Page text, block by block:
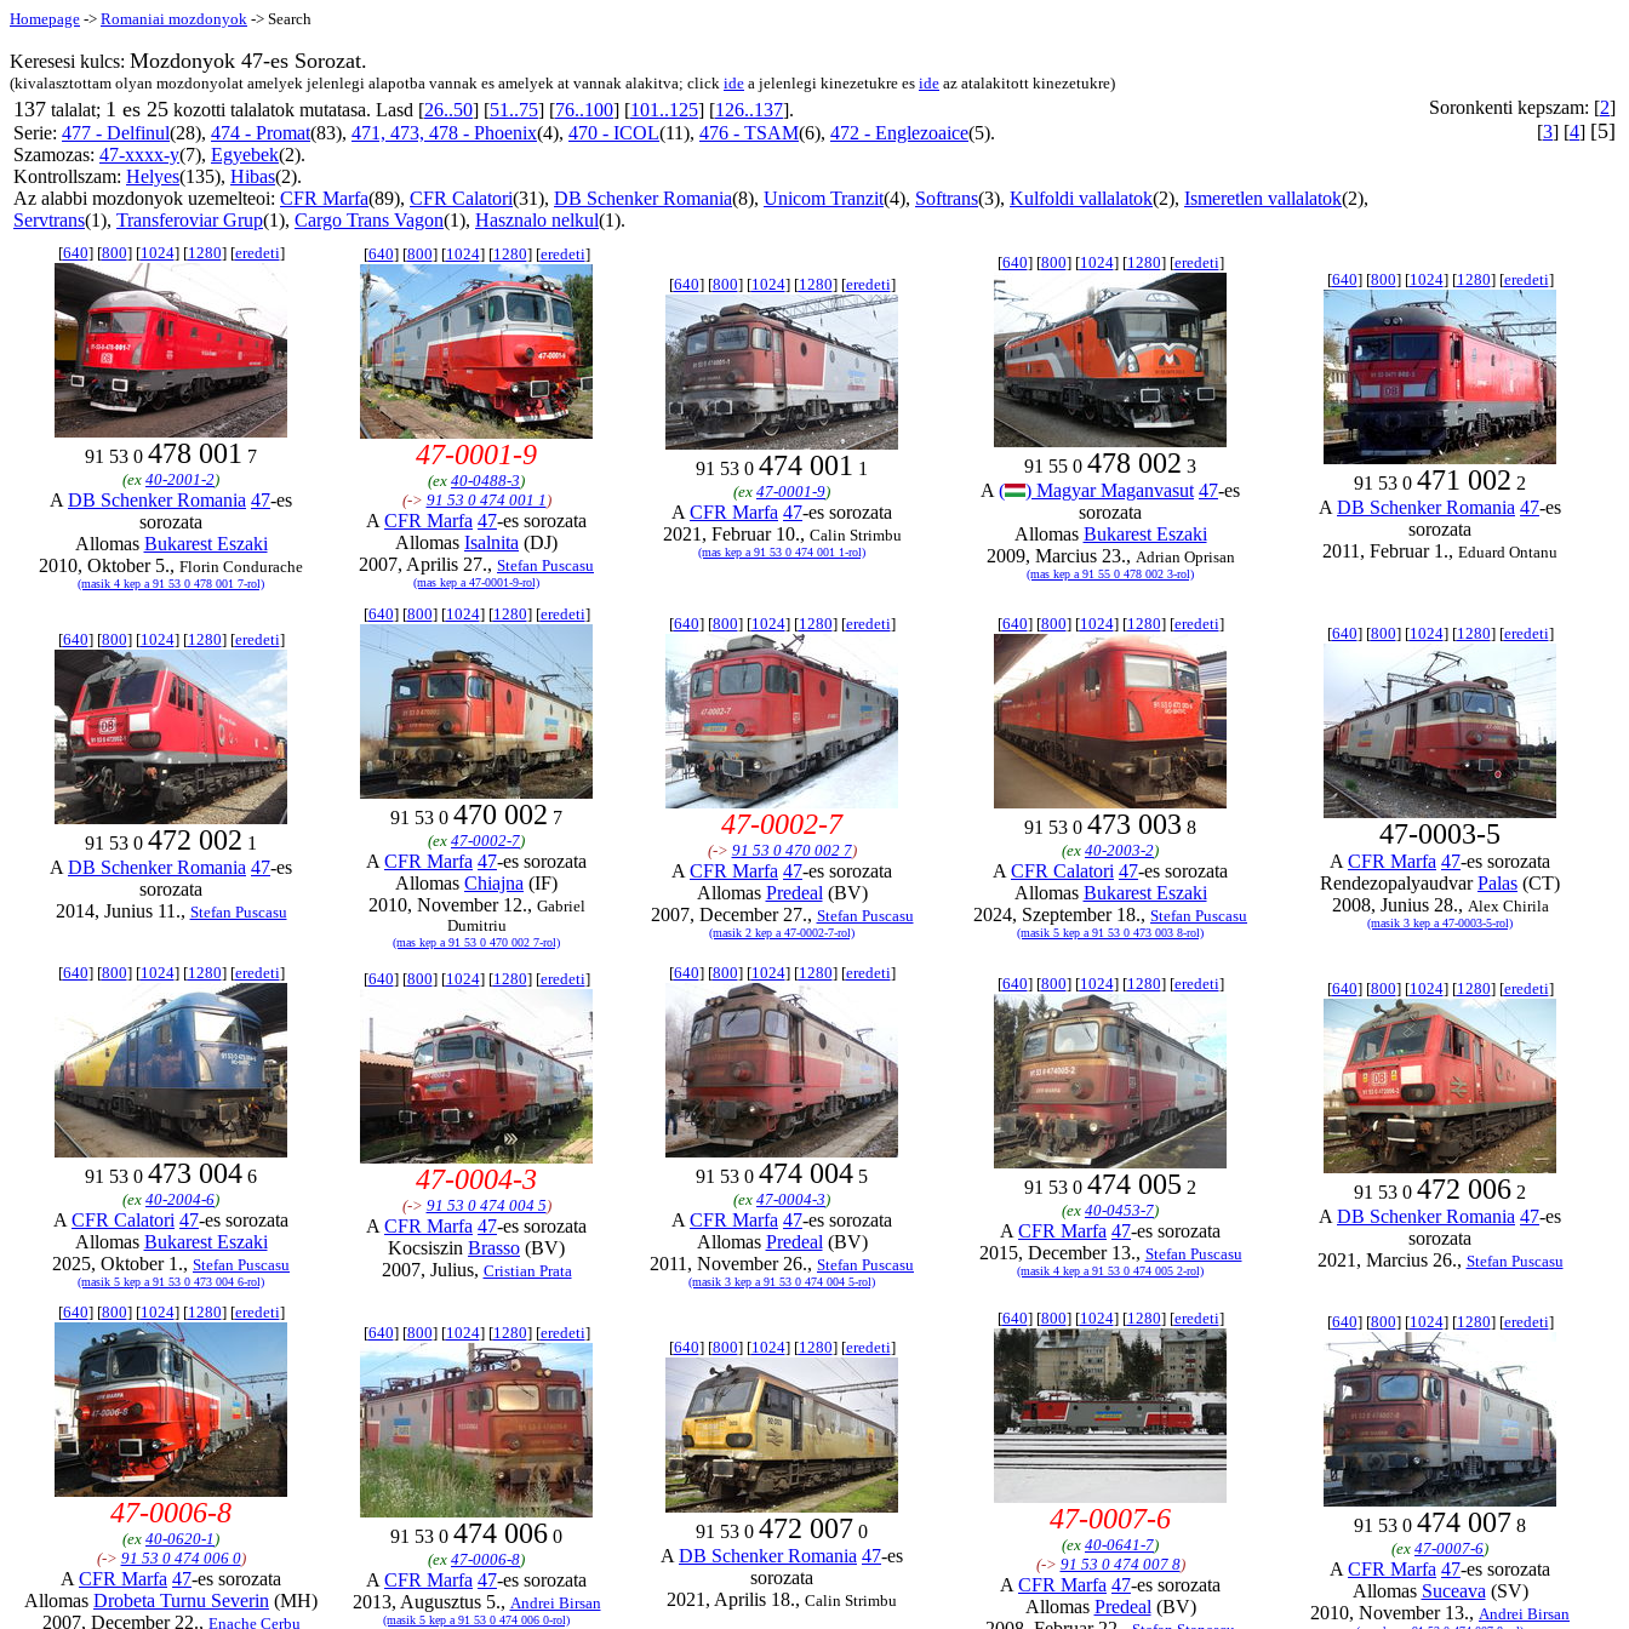
Homepage -> Romaniai mozdonyok -> Search
Keresesi kulcs: Mozdonyok 47-es Sorozat.
(kivalasztottam olyan mozdonyolat amelyek jelenlegi alapotba vannak es amelyek at vannak alakitva; click ide a jelenlegi kinezetukre es ide az atalakitott kinezetukre)
137 talalat; 1 es 25 kozotti talalatok mutatasa. Lasd [26..50] [51..75] [76..100] [101..125] [126..137].
Serie: 477 - Delfinul(28), 474 - Promat(83), 471, 473, 478 - Phoenix(4), 470 - ICOL(11), 476 - TSAM(6), 472 - Englezoaice(5).
Szamozas: 47-xxxx-y(7), Egyebek(2).
Kontrollszam: Helyes(135), Hibas(2).
Az alabbi mozdonyok uzemelteoi: CFR Marfa(89), CFR Calatori(31), DB Schenker Romania(8), Unicom Tranzit(4), Softrans(3), Kulfoldi vallalatok(2), Ismeretlen vallalatok(2),
Servtrans(1), Transferoviar Grup(1), Cargo Trans Vagon(1), Hasznalo nelkul(1).
Soronkenti kepszam: [2]
[3] [4] [5]
[640] [800] [1024] [1280] [eredeti]
91 53 0 478 001 7
(ex 40-2001-2)
A DB Schenker Romania 47-es
sorozata
Allomas Bukarest Eszaki
2010, Oktober 5., Florin Condurache
(masik 4 kep a 91 53 0 478 001 7-rol)
[640] [800] [1024] [1280] [eredeti]
47-0001-9
(ex 40-0488-3)
(-> 91 53 0 474 001 1 )
A CFR Marfa 47-es sorozata
Allomas Isalnita (DJ)
2007, Aprilis 27., Stefan Puscasu
(mas kep a 47-0001-9-rol)
[640] [800] [1024] [1280] [eredeti]
91 53 0 474 001 1
(ex 47-0001-9)
A CFR Marfa 47-es sorozata
2021, Februar 10., Calin Strimbu
(mas kep a 91 53 0 474 001 1-rol)
[640] [800] [1024] [1280] [eredeti]
91 55 0 478 002 3
A ( ) Magyar Maganvasut 47-es
sorozata
Allomas Bukarest Eszaki
2009, Marcius 23., Adrian Oprisan
(mas kep a 91 55 0 478 002 3-rol)
[640] [800] [1024] [1280] [eredeti]
91 53 0 471 002 2
A DB Schenker Romania 47-es
sorozata
2011, Februar 1., Eduard Ontanu
[640] [800] [1024] [1280] [eredeti]
91 53 0 472 002 1
A DB Schenker Romania 47-es
sorozata
2014, Junius 11., Stefan Puscasu
[640] [800] [1024] [1280] [eredeti]
91 53 0 470 002 7
(ex 47-0002-7)
A CFR Marfa 47-es sorozata
Allomas Chiajna (IF)
2010, November 12., Gabriel
Dumitriu
(mas kep a 91 53 0 470 002 7-rol)
[640] [800] [1024] [1280] [eredeti]
47-0002-7
(-> 91 53 0 470 002 7)
A CFR Marfa 47-es sorozata
Allomas Predeal (BV)
2007, December 27., Stefan Puscasu
(masik 2 kep a 47-0002-7-rol)
[640] [800] [1024] [1280] [eredeti]
91 53 0 473 003 8
(ex 40-2003-2)
A CFR Calatori 47-es sorozata
Allomas Bukarest Eszaki
2024, Szeptember 18., Stefan Puscasu
(masik 5 kep a 91 53 0 473 003 8-rol)
[640] [800] [1024] [1280] [eredeti]
47-0003-5
A CFR Marfa 47-es sorozata
RendezopalyaudvarPalas (CT)
2008, Junius 28., Alex Chirila
(masik 3 kep a 47-0003-5-rol)
[640] [800] [1024] [1280] [eredeti]
91 53 0 473 004 6
(ex 40-2004-6)
A CFR Calatori 47-es sorozata
Allomas Bukarest Eszaki
2025, Oktober 1., Stefan Puscasu
(masik 5 kep a 91 53 0 473 004 6-rol)
[640] [800] [1024] [1280] [eredeti]
47-0004-3
(-> 91 53 0 474 004 5)
A CFR Marfa 47-es sorozata
Kocsiszin Brasso (BV)
2007, Julius, Cristian Prata
[640] [800] [1024] [1280] [eredeti]
91 53 0 474 004 5
(ex 47-0004-3)
A CFR Marfa 47-es sorozata
Allomas Predeal (BV)
2011, November 26., Stefan Puscasu
(masik 3 kep a 91 53 0 474 004 5-rol)
[640] [800] [1024] [1280] [eredeti]
91 53 0 474 005 2
(ex 40-0453-7)
A CFR Marfa 47-es sorozata
2015, December 13., Stefan Puscasu
(masik 4 kep a 91 53 0 474 005 2-rol)
[640] [800] [1024] [1280] [eredeti]
91 53 0 472 006 2
A DB Schenker Romania 47-es
sorozata
2021, Marcius 26., Stefan Puscasu
[640] [800] [1024] [1280] [eredeti]
47-0006-8
(ex 40-0620-1 )
(-> 91 53 0 474 006 0)
A CFR Marfa 47-es sorozata
Allomas Drobeta Turnu Severin (MH)
2007, December 22., Enache Cerbu
[640] [800] [1024] [1280] [eredeti]
91 53 0 474 006 0
(ex 47-0006-8)
A CFR Marfa 47-es sorozata
2013, Augusztus 5., Andrei Birsan
(masik 5 kep a 91 53 0 474 006 0-rol)
[640] [800] [1024] [1280] [eredeti]
91 53 0 472 007 0
A DB Schenker Romania 47-es
sorozata
2021, Aprilis 18., Calin Strimbu
[640] [800] [1024] [1280] [eredeti]
47-0007-6
(ex 40-0641-7)
(-> 91 53 0 474 007 8)
A CFR Marfa 47-es sorozata
Allomas Predeal (BV)
[640] [800] [1024] [1280] [eredeti]
91 53 0 474 007 8
(ex 47-0007-6)
A CFR Marfa 47-es sorozata
Allomas Suceava (SV)
2010, November 13., Andrei Birsan